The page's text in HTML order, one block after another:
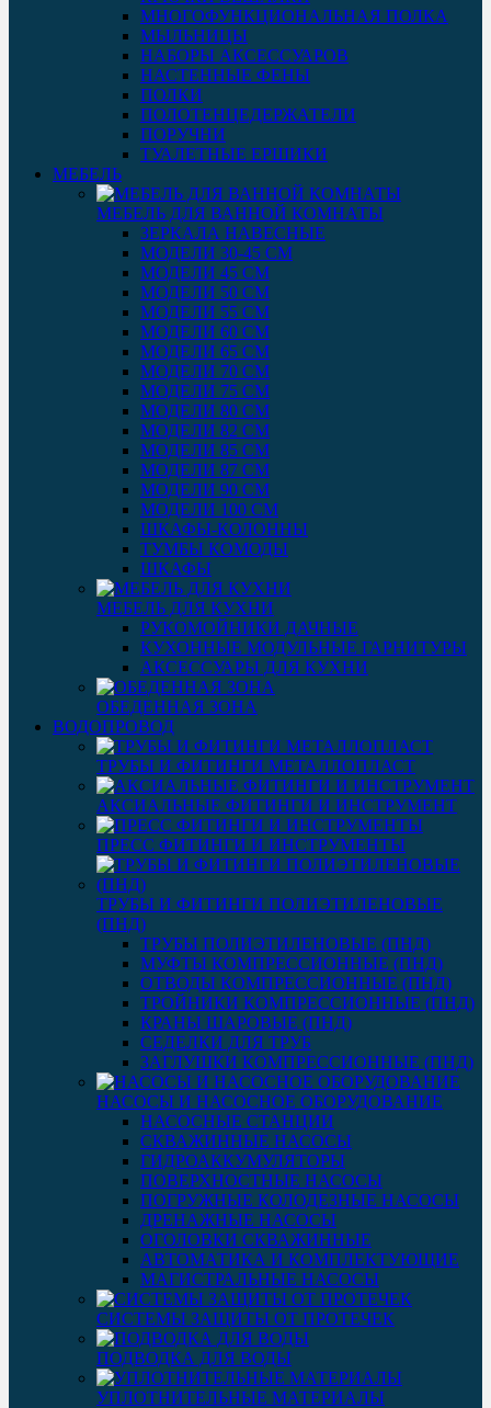
МНОГОФУНКЦИОНАЛЬНАЯ ПОЛКА
МЫЛЬНИЦЫ
НАБОРЫ АКСЕССУАРОВ
НАСТЕННЫЕ ФЕНЫ
ПОЛКИ
ПОЛОТЕНЦЕДЕРЖАТЕЛИ
ПОРУЧНИ
ТУАЛЕТНЫЕ ЕРШИКИ
МЕБЕЛЬ
МЕБЕЛЬ ДЛЯ ВАННОЙ КОМНАТЫ
ЗЕРКАЛА НАВЕСНЫЕ
МОДЕЛИ 30-45 СМ
МОДЕЛИ 45 СМ
МОДЕЛИ 50 СМ
МОДЕЛИ 55 СМ
МОДЕЛИ 60 СМ
МОДЕЛИ 65 СМ
МОДЕЛИ 70 СМ
МОДЕЛИ 75 СМ
МОДЕЛИ 80 СМ
МОДЕЛИ 82 СМ
МОДЕЛИ 85 СМ
МОДЕЛИ 87 СМ
МОДЕЛИ 90 СМ
МОДЕЛИ 100 СМ
ШКАФЫ-КОЛОННЫ
ТУМБЫ КОМОДЫ
ШКАФЫ
МЕБЕЛЬ ДЛЯ КУХНИ
РУКОМОЙНИКИ ДАЧНЫЕ
КУХОННЫЕ МОДУЛЬНЫЕ ГАРНИТУРЫ
АКСЕССУАРЫ ДЛЯ КУХНИ
ОБЕДЕННАЯ ЗОНА
ВОДОПРОВОД
ТРУБЫ И ФИТИНГИ МЕТАЛЛОПЛАСТ
АКСИАЛЬНЫЕ ФИТИНГИ И ИНСТРУМЕНТ
ПРЕСС ФИТИНГИ И ИНСТРУМЕНТЫ
ТРУБЫ И ФИТИНГИ ПОЛИЭТИЛЕНОВЫЕ
(ПНД)
ТРУБЫ ПОЛИЭТИЛЕНОВЫЕ (ПНД)
МУФТЫ КОМПРЕССИОННЫЕ (ПНД)
ОТВОДЫ КОМПРЕССИОННЫЕ (ПНД)
ТРОЙНИКИ КОМПРЕССИОННЫЕ (ПНД)
КРАНЫ ШАРОВЫЕ (ПНД)
СЕДЕЛКИ ДЛЯ ТРУБ
ЗАГЛУШКИ КОМПРЕССИОННЫЕ (ПНД)
НАСОСЫ И НАСОСНОЕ ОБОРУДОВАНИЕ
НАСОСНЫЕ СТАНЦИИ
СКВАЖИННЫЕ НАСОСЫ
ГИДРОАККУМУЛЯТОРЫ
ПОВЕРХНОСТНЫЕ НАСОСЫ
ПОГРУЖНЫЕ КОЛОДЕЗНЫЕ НАСОСЫ
ДРЕНАЖНЫЕ НАСОСЫ
ОГОЛОВКИ СКВАЖИННЫЕ
АВТОМАТИКА И КОМПЛЕКТУЮЩИЕ
МАГИСТРАЛЬНЫЕ НАСОСЫ
СИСТЕМЫ ЗАЩИТЫ ОТ ПРОТЕЧЕК
ПОДВОДКА ДЛЯ ВОДЫ
УПЛОТНИТЕЛЬНЫЕ МАТЕРИАЛЫ